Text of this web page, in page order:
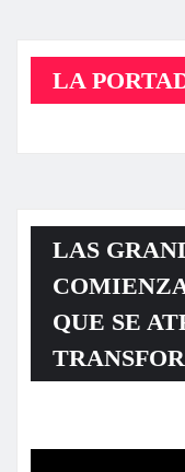
LA
LAS
QUE SE